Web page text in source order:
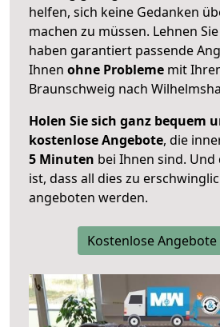
helfen, sich keine Gedanken
machen zu müssen. Lehnen
haben garantiert passende
Ihnen ohne Probleme mit
Braunschweig nach
Holen Sie sich ganz bequem
kostenlose Angebote, die
5 Minuten bei Ihnen sind. Und
ist, dass all dies zu
angeboten werden.
Kostenlose